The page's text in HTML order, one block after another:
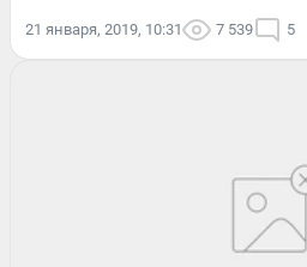
21 января, 2019, 10:31 7 539 5